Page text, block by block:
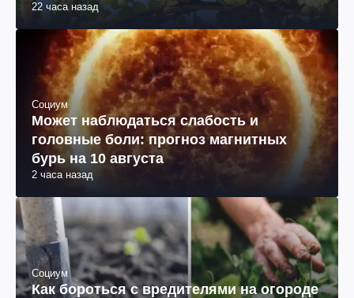
22 часа назад
Социум
Может наблюдаться слабость и
головные боли: прогноз магнитных
бурь на 10 августа
2 часа назад
Социум
Как бороться с вредителями на огороде